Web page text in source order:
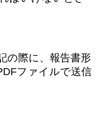
の際に、報告書形
ファイルで送信